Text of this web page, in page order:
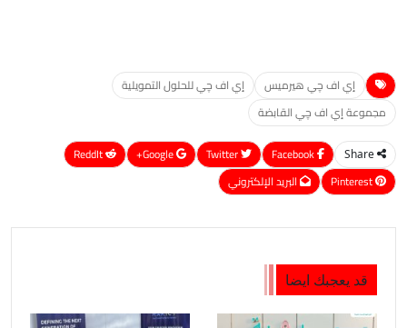
إي اف چي هيرميس
إي اف چي للحلول التمويلية
مجموعة إي اف چي القابضة
Share
Google+
ReddIt
Pinterest
البريد الإلكتروني
قد يعجبك ايضا